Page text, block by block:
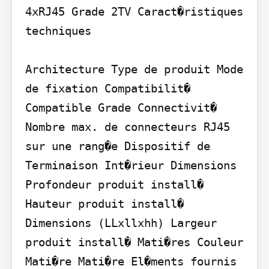
4xRJ45 Grade 2TV Caract�ristiques
techniques
Architecture Type de produit Mode
de fixation Compatibilit�
Compatible Grade Connectivit�
Nombre max. de connecteurs RJ45
sur une rang�e Dispositif de
Terminaison Int�rieur Dimensions
Profondeur produit install�
Hauteur produit install�
Dimensions (LLxllxhh) Largeur
produit install� Mati�res Couleur
Mati�re Mati�re El�ments fournis